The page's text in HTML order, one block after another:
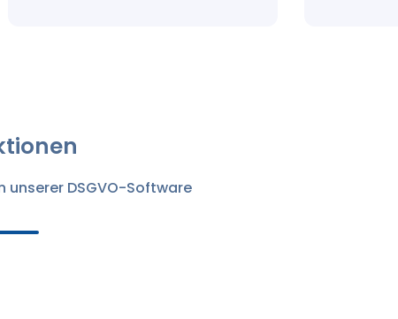
unserer DSGVO-Software